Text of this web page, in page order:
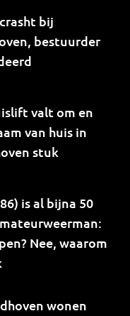
bij
bestuurder
valt om en
van huis in
stuk
is al bijna 50
Nee, waarom
wonen